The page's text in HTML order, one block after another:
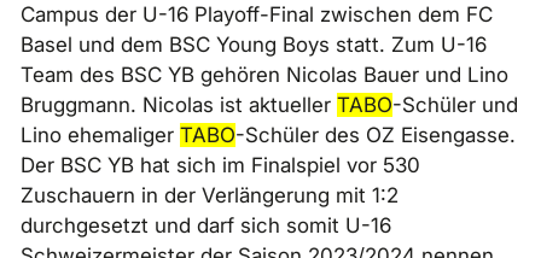
Campus der U-16 Playoff-Final zwischen dem FC
Basel und dem BSC Young Boys statt. Zum U-16
Team des BSC YB gehören Nicolas Bauer und Lino
Bruggmann. Nicolas ist aktueller TABO-Schüler und
Lino ehemaliger TABO-Schüler des OZ Eisengasse.
Der BSC YB hat sich im Finalspiel vor 530
Zuschauern in der Verlängerung mit 1:2
durchgesetzt und darf sich somit U-16